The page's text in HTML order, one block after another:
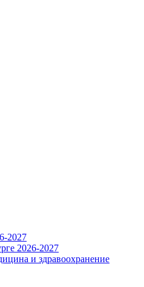
2027
2026-2027
и здравоохранение